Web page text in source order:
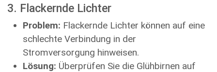
3. Flackernde Lichter
Problem: Flackernde Lichter können auf eine
schlechte Verbindung in der
Stromversorgung hinweisen.
Lösung: Überprüfen Sie die Glühbirnen auf